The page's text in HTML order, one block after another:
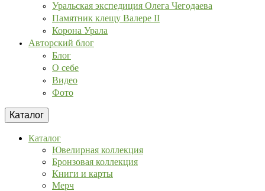
Уральская экспедиция Олега Чегодаева
Памятник клещу Валере II
Корона Урала
Авторский блог
Блог
О себе
Видео
Фото
Каталог
Каталог
Ювелирная коллекция
Бронзовая коллекция
Книги и карты
Мерч